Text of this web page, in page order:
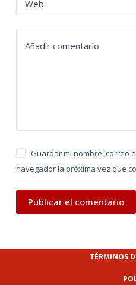
Web
Añadir comentario
Guardar mi nombre, correo
navegador la próxima vez que
Publicar el comentario
a
t
TÉRMINOS